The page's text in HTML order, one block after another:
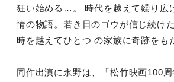
狂い始める…。 時代を越えて繰り広
情の物語。若き日のゴウが信じ続けた
時を越えてひとつ の家族に奇跡を
同作出演に永野は、「松竹映画100